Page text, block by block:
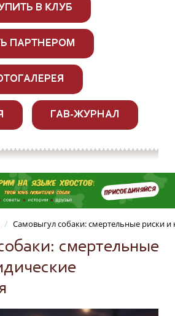
В КЛУБ
ПАРТНЕРОМ
ГАВ-ЖУРНАЛ
/ Самовыгул собаки: смертельные риски и
смертельные